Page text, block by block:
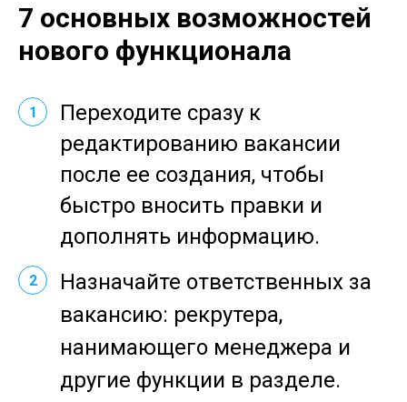
7 основных возможностей
нового функционала
1
Переходите сразу к
редактированию вакансии
после ее создания, чтобы
быстро вносить правки и
дополнять информацию.
2
Назначайте ответственных за
вакансию: рекрутера,
нанимающего менеджера и
другие функции в разделе.